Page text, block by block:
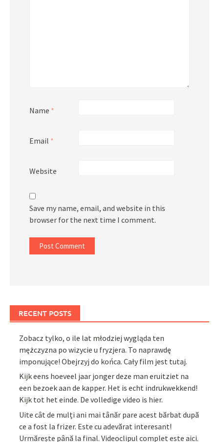
Name *
Email *
Website
Save my name, email, and website in this
browser for the next time I comment.
RECENT POSTS
Zobacz tylko, o ile lat młodziej wygląda ten
mężczyzna po wizycie u fryzjera. To naprawdę
imponujące! Obejrzyj do końca. Cały film jest tutaj.
Kijk eens hoeveel jaar jonger deze man eruitziet na
een bezoek aan de kapper. Het is echt indrukwekkend!
Kijk tot het einde. De volledige video is hier.
Uite cât de mulți ani mai tânăr pare acest bărbat după
ce a fost la frizer. Este cu adevărat interesant!
Urmărește până la final. Videoclipul complet este aici.